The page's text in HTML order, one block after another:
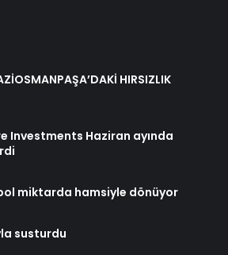
HIRSIZLIK
Investments Haziran ayında
miktarda hamsiyle dönüyor
susturdu